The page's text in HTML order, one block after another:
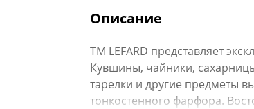
Описание
ТМ LEFARD представляет
Кувшины, чайники,
тарелки и другие предметы
тонкостенного фарфора.